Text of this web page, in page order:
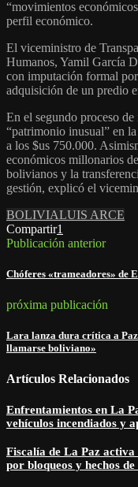
“movimientos
perfil económico.
El viceministro de
Humanos, Yamil García
con imputación formal
adquisición de un predio
En el segundo proceso
“patrimonio inusual” en
a los $us 750.000.
económicos millonarios
bolivianos y la
gestión, explicó el
BOLIVIALUIS ARCE
Compartir1
Publicación anterior
Chóferes «trameadores» de
próxima publicación
Lara lanza dura crítica a
llamarse boliviano»
Artículos Relacionados
Enfrentamientos en La
vehículos incendiados y
Fiscalía de La Paz
por bloqueos y hechos